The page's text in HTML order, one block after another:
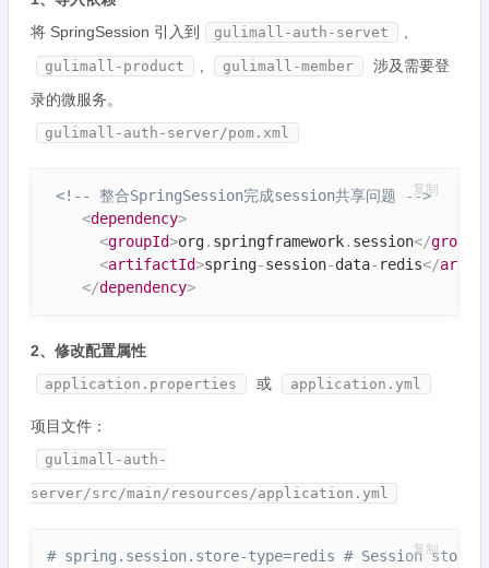
将 SpringSession 引入到
gulimall-auth-servet ,
gulimall-product , gulimall-member
涉及需要登
录的微服务。
gulimall-auth-server/pom.xml
<!-- 整合SpringSession完成session共享问题 -->
<dependency>
<groupId>org. springframework. session</
<artifactId>spring-session-data- redis</
</dependency>
复制
2、修改配置属性
application.properties 或 application.yml
项目文件：
gulimall-auth-
server/src/main/resources/application.yml
# spring.session.store-type=redis # Session store
复制